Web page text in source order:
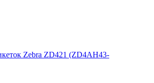
Zebra ZD421 (ZD4AH43-